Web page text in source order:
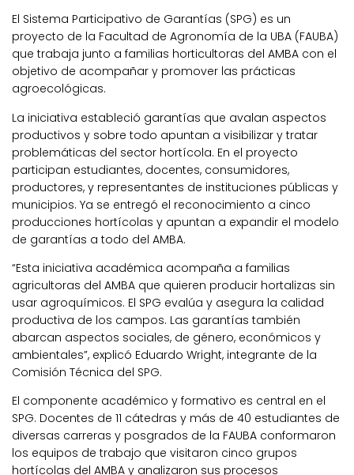
El Sistema Participativo de Garantías (SPG) es un
proyecto de la Facultad de Agronomía de la UBA (FAUBA)
que trabaja junto a familias horticultoras del AMBA con el
objetivo de acompañar y promover las prácticas
agroecológicas.
La iniciativa estableció garantías que avalan aspectos
productivos y sobre todo apuntan a visibilizar y tratar
problemáticas del sector hortícola. En el proyecto
participan estudiantes, docentes, consumidores,
productores, y representantes de instituciones públicas y
municipios. Ya se entregó el reconocimiento a cinco
producciones hortícolas y apuntan a expandir el modelo
de garantías a todo del AMBA.
“Esta iniciativa académica acompaña a familias
agricultoras del AMBA que quieren producir hortalizas sin
usar agroquímicos. El SPG evalúa y asegura la calidad
productiva de los campos. Las garantías también
abarcan aspectos sociales, de género, económicos y
ambientales”, explicó Eduardo Wright, integrante de la
Comisión Técnica del SPG.
El componente académico y formativo es central en el
SPG. Docentes de 11 cátedras y más de 40 estudiantes de
diversas carreras y posgrados de la FAUBA conformaron
los equipos de trabajo que visitaron cinco grupos
hortícolas del AMBA y analizaron sus procesos